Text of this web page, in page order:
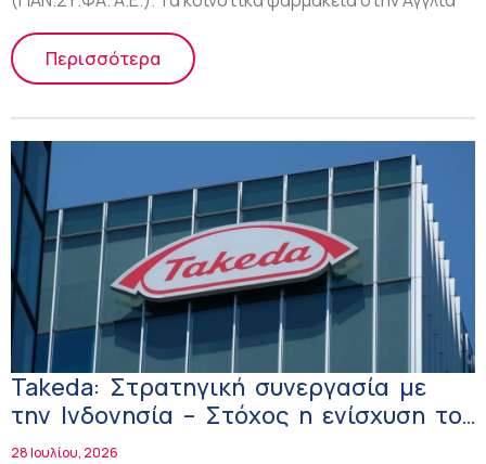
Περισσότερα
Takeda: Στρατηγική συνεργασία με
την Ινδονησία – Στόχος η ενίσχυση του
οικοσυστήματος πλάσματος
28 Ιουλίου, 2026